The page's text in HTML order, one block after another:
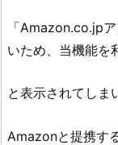
「Amazon.co.jp
いため、当機能を
と表示されてしま
Amazonと提携す